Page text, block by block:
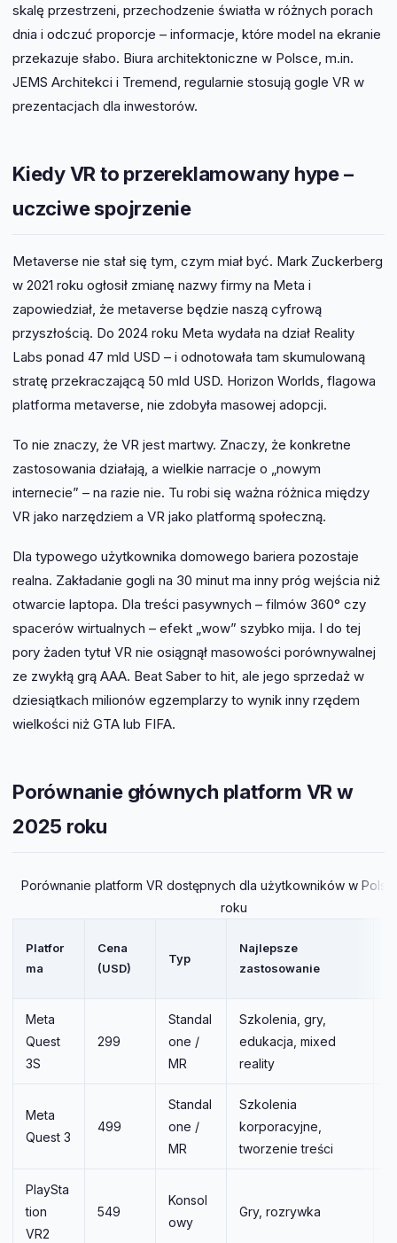
skalę przestrzeni, przechodzenie światła w różnych porach
dnia i odczuć proporcje – informacje, które model na ekranie
przekazuje słabo. Biura architektoniczne w Polsce, m.in.
JEMS Architekci i Tremend, regularnie stosują gogle VR w
prezentacjach dla inwestorów.
Kiedy VR to przereklamowany hype –
uczciwe spojrzenie
Metaverse nie stał się tym, czym miał być. Mark Zuckerberg
w 2021 roku ogłosił zmianę nazwy firmy na Meta i
zapowiedział, że metaverse będzie naszą cyfrową
przyszłością. Do 2024 roku Meta wydała na dział Reality
Labs ponad 47 mld USD – i odnotowała tam skumulowaną
stratę przekraczającą 50 mld USD. Horizon Worlds, flagowa
platforma metaverse, nie zdobyła masowej adopcji.
To nie znaczy, że VR jest martwy. Znaczy, że konkretne
zastosowania działają, a wielkie narracje o „nowym
internecie” – na razie nie. Tu robi się ważna różnica między
VR jako narzędziem a VR jako platformą społeczną.
Dla typowego użytkownika domowego bariera pozostaje
realna. Zakładanie gogli na 30 minut ma inny próg wejścia niż
otwarcie laptopa. Dla treści pasywnych – filmów 360° czy
spacerów wirtualnych – efekt „wow” szybko mija. I do tej
pory żaden tytuł VR nie osiągnął masowości porównywalnej
ze zwykłą grą AAA. Beat Saber to hit, ale jego sprzedaż w
dziesiątkach milionów egzemplarzy to wynik inny rzędem
wielkości niż GTA lub FIFA.
Porównanie głównych platform VR w
2025 roku
Porównanie platform VR dostępnych dla użytkowników w
roku
Platfor
ma
Cena
(USD)
Typ
Najlepsze
zastosowanie
Meta
Quest
3S
299
Standal
one /
MR
Szkolenia, gry,
edukacja, mixed
reality
Meta
Quest 3
499
Standal
one /
MR
Szkolenia
korporacyjne,
tworzenie treści
PlaySta
tion
VR2
549
Konsol
owy
Gry, rozrywka